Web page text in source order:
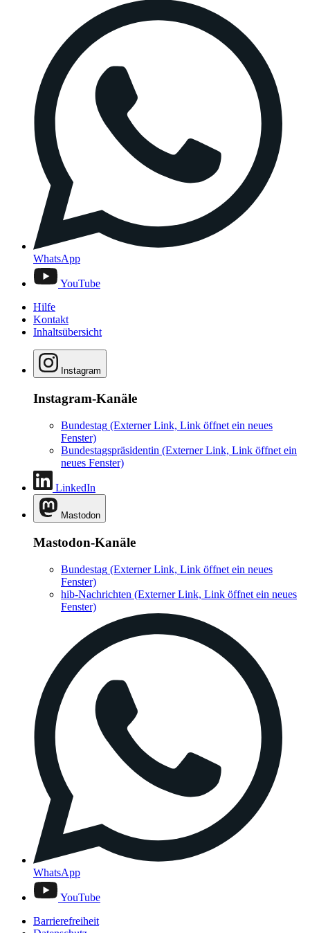
WhatsApp
YouTube
Hilfe
Kontakt
Inhaltsübersicht
Instagram
Instagram-Kanäle
Bundestag (Externer Link, Link öffnet ein neues
Fenster)
Bundestagspräsidentin (Externer Link, Link öffnet ein
neues Fenster)
LinkedIn
Mastodon
Mastodon-Kanäle
Bundestag (Externer Link, Link öffnet ein neues
Fenster)
hib-Nachrichten (Externer Link, Link öffnet ein neues
Fenster)
WhatsApp
YouTube
Barrierefreiheit